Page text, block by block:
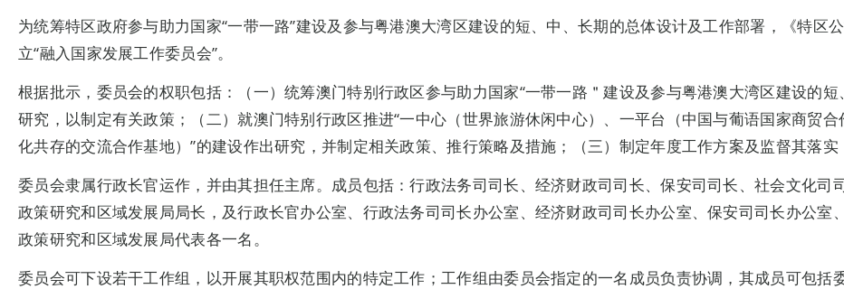
为统筹特区政府参与助力国家“一带一路”建设及参与粤港澳大湾区建设的短、中、长期的总体设计及工作部署，《特
立“融入国家发展工作委员会”。
根据批示，委员会的权职包括：（一）统筹澳门特别行政区参与助力国家“一带一路＂建设及参与粤港澳大湾区建设的
研究，以制定有关政策；（二）就澳门特别行政区推进“一中心（世界旅游休闲中心）、一平台（中国与葡语国家商贸
化共存的交流合作基地）”的建设作出研究，并制定相关政策、推行策略及措施；（三）制定年度工作方案及监督其落实
委员会隶属行政长官运作，并由其担任主席。成员包括：行政法务司司长、经济财政司司长、保安司司长、社会文化司
政策研究和区域发展局局长，及行政长官办公室、行政法务司司长办公室、经济财政司司长办公室、保安司司长办公室
政策研究和区域发展局代表各一名。
委员会可下设若干工作组，以开展其职权范围内的特定工作；工作组由委员会指定的一名成员负责协调，其成员可包